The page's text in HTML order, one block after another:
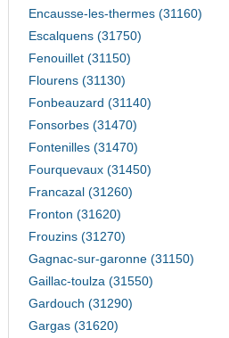
Encausse-les-thermes (31160)
Escalquens (31750)
Fenouillet (31150)
Flourens (31130)
Fonbeauzard (31140)
Fonsorbes (31470)
Fontenilles (31470)
Fourquevaux (31450)
Francazal (31260)
Fronton (31620)
Frouzins (31270)
Gagnac-sur-garonne (31150)
Gaillac-toulza (31550)
Gardouch (31290)
Gargas (31620)